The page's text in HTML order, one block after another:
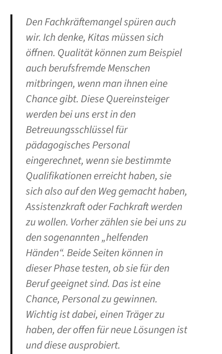
Den Fachkräftemangel spüren auch
wir. Ich denke, Kitas müssen sich
öffnen. Qualität können zum Beispiel
auch berufsfremde Menschen
mitbringen, wenn man ihnen eine
Chance gibt. Diese Quereinsteiger
werden bei uns erst in den
Betreuungsschlüssel für
pädagogisches Personal
eingerechnet, wenn sie bestimmte
Qualifikationen erreicht haben, sie
sich also auf den Weg gemacht haben,
Assistenzkraft oder Fachkraft werden
zu wollen. Vorher zählen sie bei uns zu
den sogenannten „helfenden
Händen“. Beide Seiten können in
dieser Phase testen, ob sie für den
Beruf geeignet sind. Das ist eine
Chance, Personal zu gewinnen.
Wichtig ist dabei, einen Träger zu
haben, der offen für neue Lösungen ist
und diese ausprobiert.